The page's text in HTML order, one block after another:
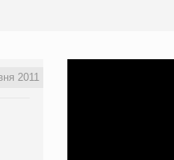
2011